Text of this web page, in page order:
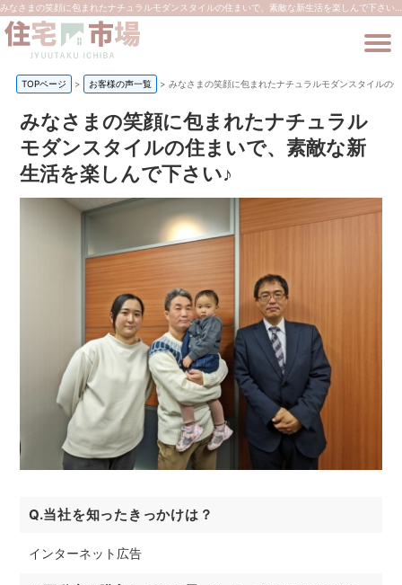
TOPページ > お客様の声一覧 > みなさまの笑顔に包まれたナチュラルモダンスタイルの
みなさまの笑顔に包まれたナチュラル
モダンスタイルの住まいで、素敵な新
生活を楽しんで下さい♪
Q.当社を知ったきっかけは？
インターネット広告